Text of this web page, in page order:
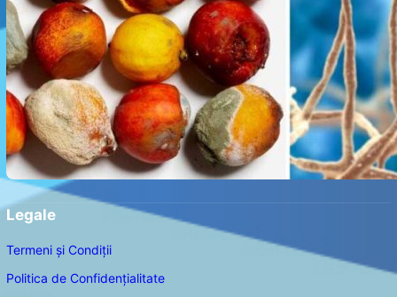
Legale
Termeni și Condiții
Politica de Confidențialitate